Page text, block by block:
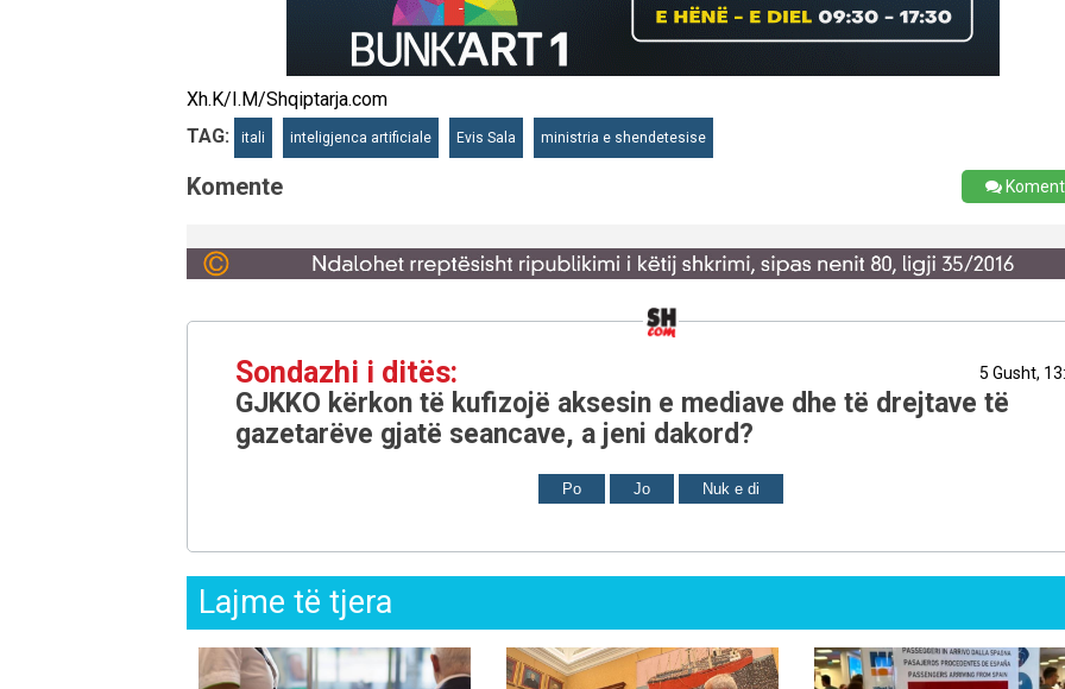
Xh.K/I.M/Shqiptarja.com
TAG:
itali inteligjenca artificiale Evis Sala ministria e shendetesise
Komente
Sondazhi i ditës: 5 Gusht,
GJKKO kërkon të kufizojë aksesin e mediave dhe të drejtave të
gazetarëve gjatë seancave, a jeni dakord?
Po Jo Nuk e di
Lajme të tjera